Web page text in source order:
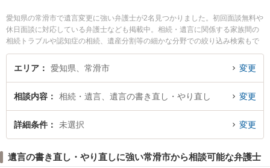
愛知県の常滑市で遺言変更に強い弁護士が2名見つかりました。初回面談無料や
休日面談に対応している弁護士なども掲載中。相続・遺言に関係する家族間の
相続トラブルや認知症の相続、遺産分割等の細かな分野での絞り込み検索もで
き便利です。特にのぞみの森法律事務所の森下 裕介弁護士やとこなめ法律事務
所の伊藤 真悟弁護士のプロフィール情報や弁護士費用、強みなどが注目されて
したい』『初回相談無料で遺言変更を法律相談できる常滑市内の弁護士に相談
予約したい』などでお困りの相談者さんにおすすめです。
エリア 愛知県、常滑市 変更
相談内容 相続・遺言、遺言の書き直し・やり直し 変更
詳細条件 未選択 変更
遺言の書き直し・やり直しに強い常滑市から相談可能な弁護士